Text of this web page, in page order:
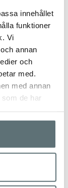
innehållet
funktioner
Vi
annan
och
med.
med annan
de har
viktigt
inte av
rätt strumpa
upplevda
mycket
dina fötter
(t.ex.